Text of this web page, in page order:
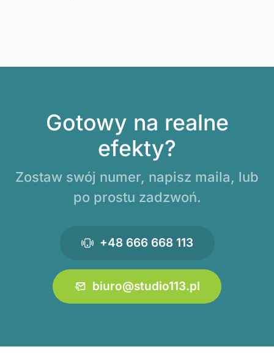
Gotowy na realne
efekty?
Zostaw swój numer, napisz maila, lub
po prostu zadzwoń.
+48 666 668 113
biuro@studio113.pl